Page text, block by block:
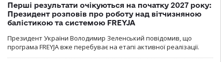
Перші результати очікуються на початку 2027 року:
Президент розповів про роботу над вітчизняною
балістикою та системою FREYJA
Президент України Володимир Зеленський повідомив, що
програма FREYJA вже перебуває на етапі активної реалізації.